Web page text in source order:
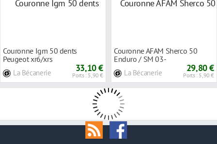
Couronne Igm 50 dents
Peugeot xr6/xrs
La Bécanerie 33,10 €
Ports : 5,90 €
Couronne AFAM Sherco 50
Enduro / SM 03-
La Bécanerie 29,80 €
Ports : 5,90 €